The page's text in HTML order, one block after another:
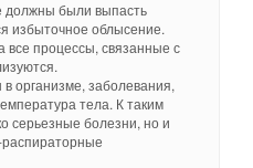
должны были выпасть
избыточное облысение.
все процессы, связанные с
организме, заболевания,
тела. К таким
серьезные болезни, но и